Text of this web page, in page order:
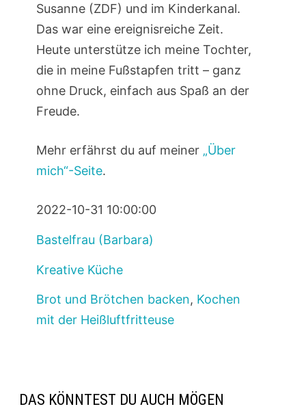
Susanne (ZDF) und im Kinderkanal.
Das war eine ereignisreiche Zeit.
Heute unterstütze ich meine Tochter,
die in meine Fußstapfen tritt – ganz
ohne Druck, einfach aus Spaß an der
Freude.
Mehr erfährst du auf meiner „Über
mich“-Seite.
2022-10-31 10:00:00
Bastelfrau (Barbara)
Kreative Küche
Brot und Brötchen backen, Kochen
mit der Heißluftfritteuse
DAS KÖNNTEST DU AUCH MÖGEN